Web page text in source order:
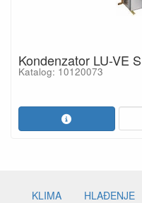
Kondenzator LU-VE
Katalog: 10120073
KLIMA HLAĐENJE